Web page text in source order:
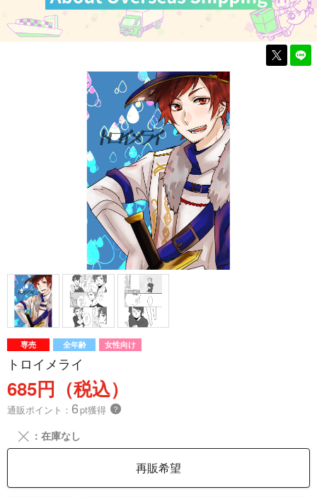
専売 全年齢 女性向け
トロイメライ
685円（税込）
通販ポイント： 6pt獲得 ？
╳ ：在庫なし
再販希望